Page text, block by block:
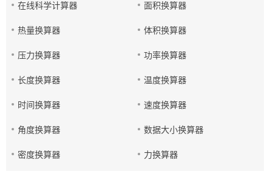
在线科学计算器 面积换算器
热量换算器 体积换算器
压力换算器 功率换算器
长度换算器 温度换算器
时间换算器 速度换算器
角度换算器 数据大小换算器
密度换算器 力换算器